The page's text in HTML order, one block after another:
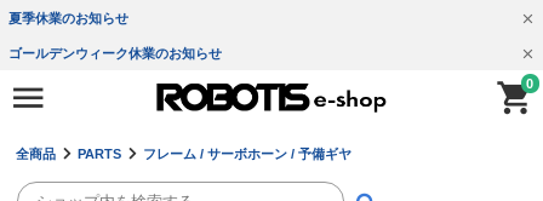
夏季休業のお知らせ
ゴールデンウィーク休業のお知らせ
0
全商品 PARTS フレーム / サーボホーン / 予備ギヤ